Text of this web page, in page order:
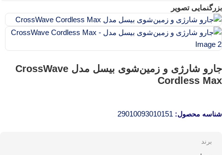
بزرگنمایی تصویر
جارو شارژی و زمین‌شوی بیسل مدل CrossWave
Cordless Max
شناسه محصول: 29010093010151
برند